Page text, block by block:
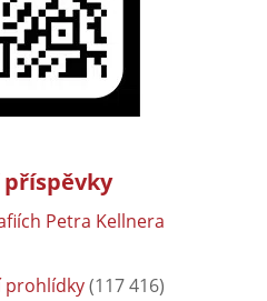
Petra Kellnera
prohlídky(117 416)